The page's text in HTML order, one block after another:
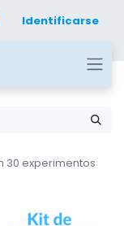
Identificarse
30 experimentos